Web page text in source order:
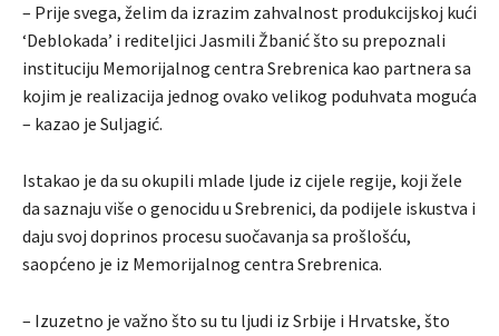
– Prije svega, želim da izrazim zahvalnost produkcijskoj kući
‘Deblokada’ i rediteljici Jasmili Žbanić što su prepoznali
instituciju Memorijalnog centra Srebrenica kao partnera sa
kojim je realizacija jednog ovako velikog poduhvata moguća
– kazao je Suljagić.
Istakao je da su okupili mlade ljude iz cijele regije, koji žele
da saznaju više o genocidu u Srebrenici, da podijele iskustva i
daju svoj doprinos procesu suočavanja sa prošlošću,
saopćeno je iz Memorijalnog centra Srebrenica.
– Izuzetno je važno što su tu ljudi iz Srbije i Hrvatske, što